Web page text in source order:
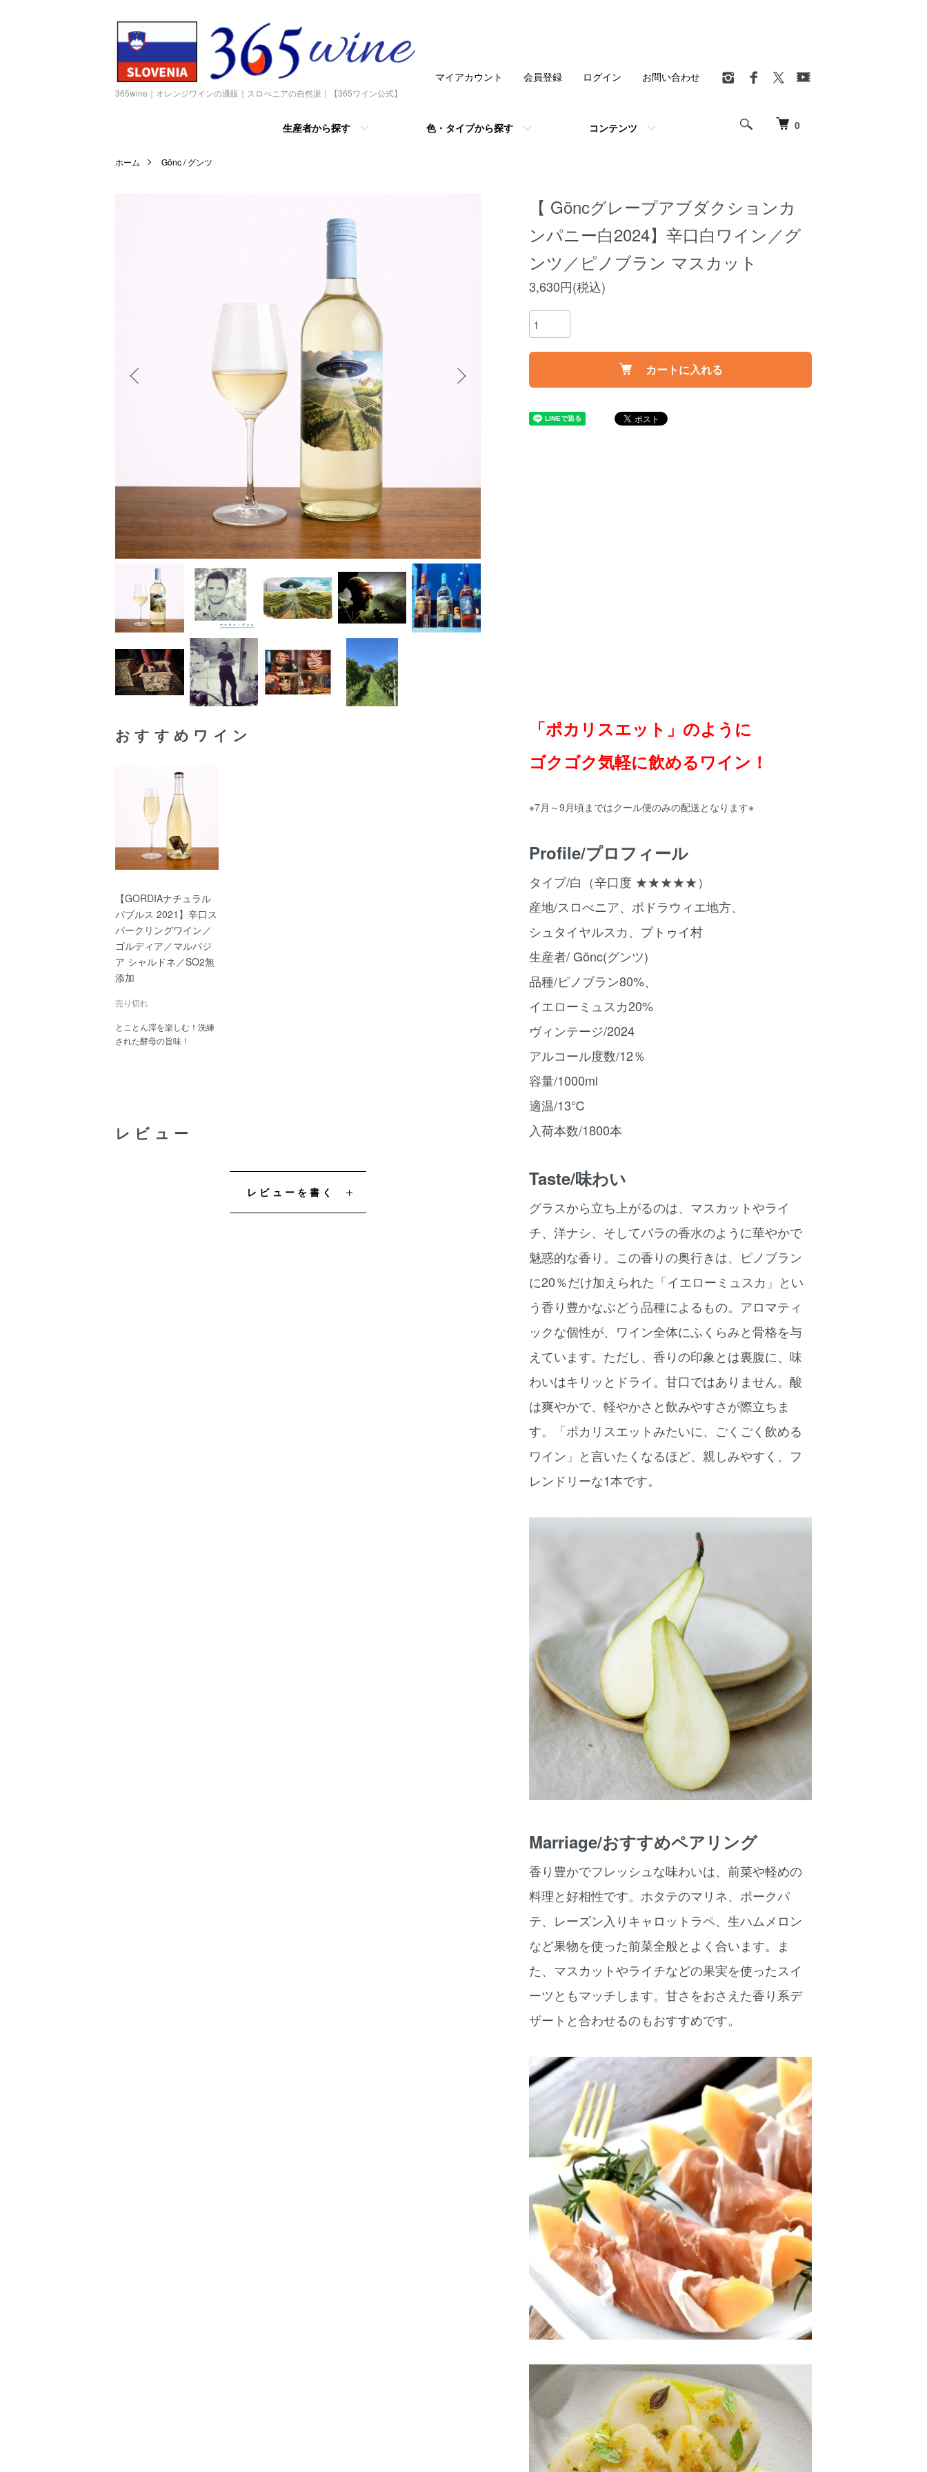
365wine｜オレンジワインの通販｜スロべニアの自然派｜【365ワイン公式】
0
生産者から探す 色・タイプから探す コンテンツ
マイアカウント 会員登録 ログイン お問い合わせ
ホーム Gönc / グンツ
【 Göncグレープアブダクションカ
ンパニー白2024】辛口白ワイン／グ
ンツ／ピノブラン マスカット
3,630円(税込)
カートに入れる
「ポカリスエット」のように
ゴクゴク気軽に飲めるワイン！
※7月～9月頃まではクール便のみの配送となります※
Profile/プロフィール
タイプ/白（辛口度 ★★★★★）
産地/スロべニア、ポドラウィエ地方、
シュタイヤルスカ、プトゥイ村
生産者/ Gönc(グンツ)
品種/ピノブラン80%、
イエローミュスカ20%
ヴィンテージ/2024
アルコール度数/12％
容量/1000ml
適温/13℃
入荷本数/1800本
Taste/味わい
グラスから立ち上がるのは、マスカットやライ
チ、洋ナシ、そしてバラの香水のように華やかで
魅惑的な香り。この香りの奥行きは、ピノブラン
に20％だけ加えられた「イエローミュスカ」とい
う香り豊かなぶどう品種によるもの。アロマティ
ックな個性が、ワイン全体にふくらみと骨格を与
えています。ただし、香りの印象とは裏腹に、味
わいはキリッとドライ。甘口ではありません。酸
は爽やかで、軽やかさと飲みやすさが際立ちま
す。「ポカリスエットみたいに、ごくごく飲める
ワイン」と言いたくなるほど、親しみやすく、フ
レンドリーな1本です。
Marriage/おすすめペアリング
香り豊かでフレッシュな味わいは、前菜や軽めの
料理と好相性です。ホタテのマリネ、ポークパ
テ、レーズン入りキャロットラペ、生ハムメロン
など果物を使った前菜全般とよく合います。ま
た、マスカットやライチなどの果実を使ったスイ
ーツともマッチします。甘さをおさえた香り系デ
ザートと合わせるのもおすすめです。
おすすめワイン
【GORDIAナチュラル
バブルス 2021】辛口ス
パークリングワイン／
ゴルディア／マルバジ
ア シャルドネ／SO2無
添加
売り切れ
とことん滓を楽しむ！洗練
された酵母の旨味！
レビュー
レビューを書く